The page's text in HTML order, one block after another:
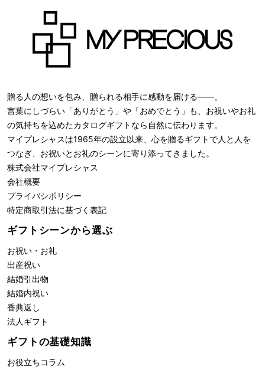
贈る人の想いを包み、贈られる相手に感動を届ける――。
言葉にしづらい「ありがとう」や「おめでとう」も、お祝いやお礼
の気持ちを込めたカタログギフトなら自然に伝わります。
マイプレシャスは1965年の設立以来、心を贈るギフトで人と人を
つなぎ、お祝いとお礼のシーンに寄り添ってきました。
株式会社マイプレシャス
会社概要
プライバシポリシー
特定商取引法に基づく表記
ギフトシーンから選ぶ
お祝い・お礼
出産祝い
結婚引出物
結婚内祝い
香典返し
法人ギフト
ギフトの基礎知識
お役立ちコラム